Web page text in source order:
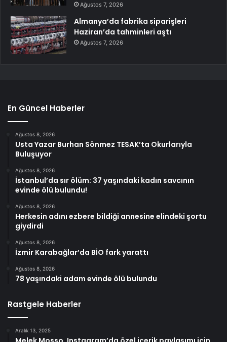
Ağustos 7, 2026
Almanya’da fabrika siparişleri
Haziran’da tahminleri aştı
Ağustos 7, 2026
En Güncel Haberler
Ağustos 8, 2026
Usta Yazar Burhan Sönmez TESAK’ta Okurlarıyla
Buluşuyor
Ağustos 8, 2026
İstanbul’da sır ölüm: 37 yaşındaki kadın savcının
evinde ölü bulundu!
Ağustos 8, 2026
Herkesin adını ezbere bildiği annesine elindeki şortu
giydirdi
Ağustos 8, 2026
İzmir Karabağlar’da BİO fark yarattı
Ağustos 8, 2026
78 yaşındaki adam evinde ölü bulundu
Rastgele Haberler
Aralık 13, 2025